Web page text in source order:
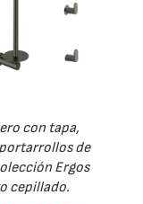
con tapa,
de
Ergos
cepillado.